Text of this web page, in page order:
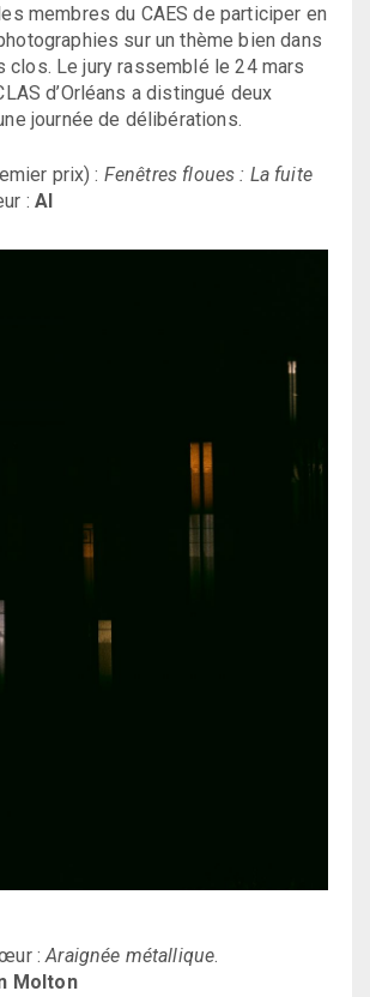
membres du CAES de participer en
sur un thème bien dans
clos. Le jury rassemblé le 24 mars
d’Orléans a distingué deux
journée de délibérations.
prix) : Fenêtres floues : La fuite
:Al
:Araignée métallique.
Molton